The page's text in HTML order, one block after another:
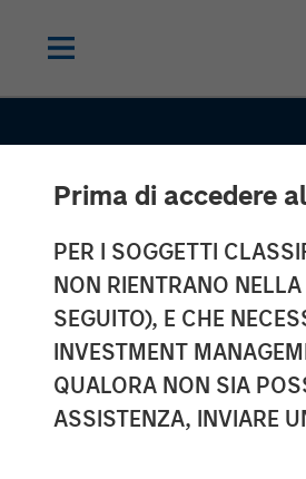
Prima di accedere
PER I SOGGETTI
NON RIENTRANO
SEGUITO), E CHE
INVESTMENT
QUALORA NON SIA
ASSISTENZA, INVIARE
INSIGHTS
All